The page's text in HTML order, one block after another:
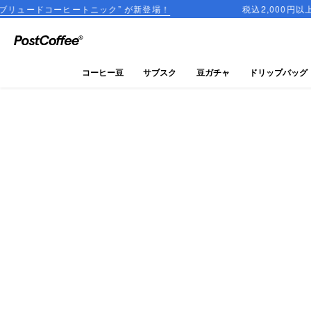
ートニック” が新登場！ 税込2,000円以上のご購入で
close
コーヒー豆 サブスク 豆ガチャ ドリップバッグ